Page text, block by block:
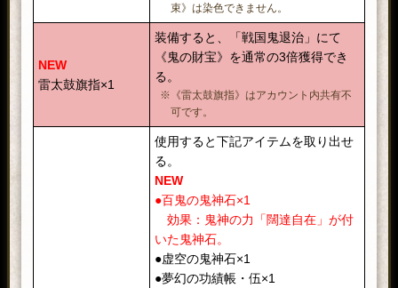
束》は染色できません。
NEW
雷太鼓旗指×1
装備すると、「戦国鬼退治」にて
《鬼の財宝》を通常の3倍獲得でき
る。
※《雷太鼓旗指》はアカウント内共有不
可です。
使用すると下記アイテムを取り出せ
る。
NEW
●百鬼の鬼神石×1
効果：鬼神の力「闊達自在」が付
いた鬼神石。
●虚空の鬼神石×1
●夢幻の功績帳・伍×1